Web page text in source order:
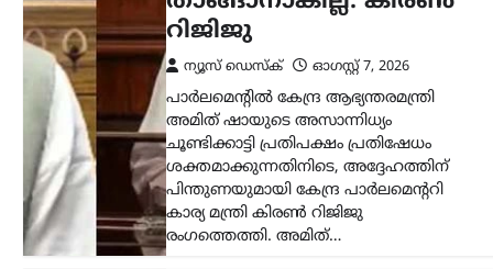
ന്യൂസ് ഡെസ്ക്
തമിഴ്‌നാട് മുഖ്യമന്ത്രി കൂടിയായ തമിഴ്‌നാട്
വെട്രി കഴകം അധ്യക്ഷൻ
വിജയ്‌ക്കെതിരെ ഭാര്യ സംഗീത
സമർപ്പിച്ചിരുന്ന വിവാഹമോചന
ഹർജിയും താമസാവകാശ ഹർജിയും
പിൻവലിച്ചു. ചെങ്കൽപ്പേട്ട് ജില്ലാ കുടുംബ
കോടതിയിലാണ്…
കേരളം